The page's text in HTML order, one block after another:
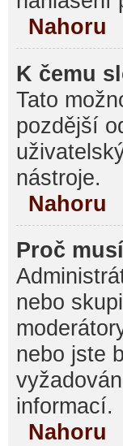
Nahoru
K čemu
Tato
pozdější
nástroje.
Nahoru
Proč
nebo
nebo jste
informací.
Nahoru